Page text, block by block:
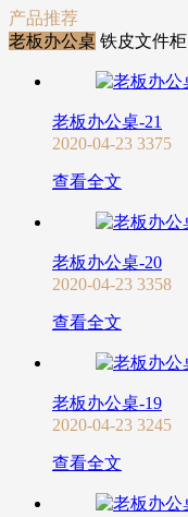
产品推荐
老板办公桌 铁皮文件柜
老板办公桌-21
2020-04-23 3375
查看全文
老板办公桌-20
2020-04-23 3358
查看全文
老板办公桌-19
2020-04-23 3245
查看全文